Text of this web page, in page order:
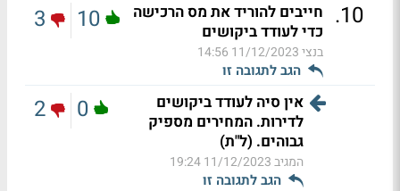
10
. חייבים להוריד את מס הרכישה
כדי לעודד ביקושים
בנצי11/12/2023 14:56
הגב לתגובה זו
10
3
אין סיה לעודד ביקושים
לדירות. המחירים מספיק
גבוהים. (ל"ת)
המגיב11/12/2023 19:24
הגב לתגובה זו
0
2